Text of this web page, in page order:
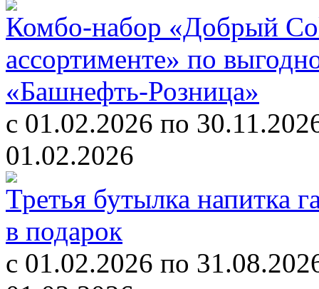
Комбо-набор «Добрый
ассортименте» по
«Башнефть-Розница»
c 01.02.2026 по
01.02.2026
Третья бутылка напитка
в подарок
c 01.02.2026 по